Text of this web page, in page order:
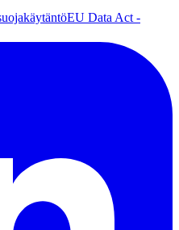
EU Data Act -